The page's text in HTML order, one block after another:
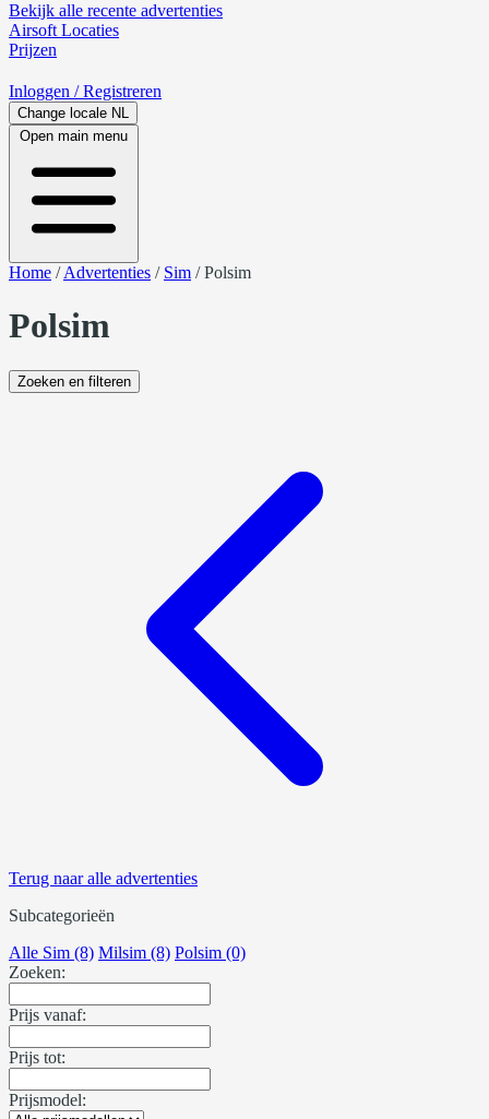
Bekijk alle recente advertenties
Airsoft Locaties
Prijzen
Inloggen / Registreren
Change locale NL
Open main menu
Home /Advertenties / Sim /Polsim
Polsim
Zoeken en filteren
Terug naar alle advertenties
Subcategorieën
Alle Sim (8) Milsim (8) Polsim (0)
Zoeken:
Prijs vanaf:
Prijs tot:
Prijsmodel: